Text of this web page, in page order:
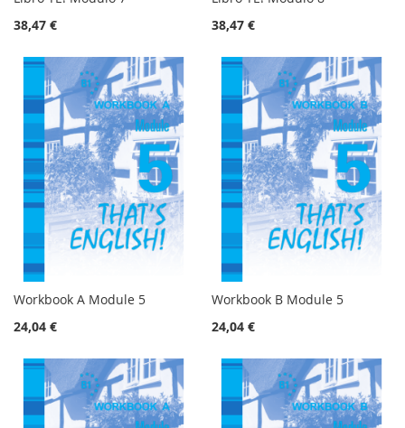
38,47 €
38,47 €
Workbook A Module 5
24,04 €
Workbook B Module 5
24,04 €